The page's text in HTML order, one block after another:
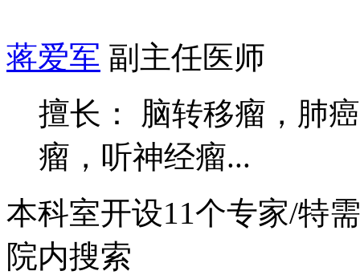
蒋爱军 副主任医师
擅长： 脑转移瘤，肺
瘤，听神经瘤...
本科室开设11个专家/特
院内搜索